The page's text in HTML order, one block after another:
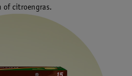
of citroengras.